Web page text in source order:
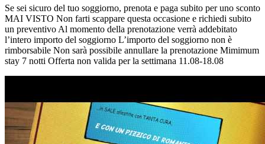
Se sei sicuro del tuo soggiorno, prenota e paga subito per uno sconto
MAI VISTO Non farti scappare questa occasione e richiedi subito
un preventivo Al momento della prenotazione verrà addebitato
l’intero importo del soggiorno L’importo del soggiorno non è
rimborsabile Non sarà possibile annullare la prenotazione Mimimum
stay 7 notti Offerta non valida per la settimana 11.08-18.08